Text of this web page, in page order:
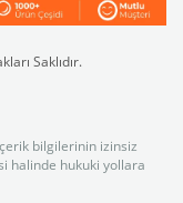
Saklıdır.
bilgilerinin izinsiz
halinde hukuki yollara